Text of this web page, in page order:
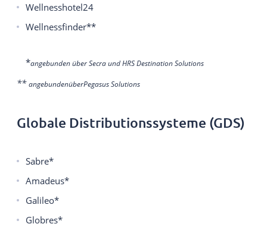
Wellnesshotel24
Wellnessfinder**
*angebunden über Secra und HRS Destination Solutions
**angebundenüberPegasus Solutions
Globale Distributionssysteme (GDS)
Sabre*
Amadeus*
Galileo*
Globres*